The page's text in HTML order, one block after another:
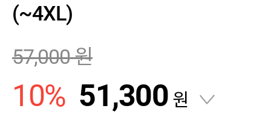
(~4XL)
57,000원
10% 51,300 원